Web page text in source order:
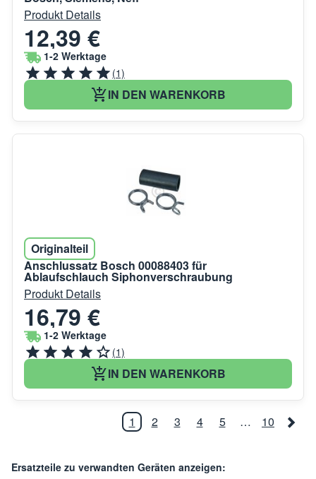
Produkt Details
12,39 €
1-2 Werktage
(1)
IN DEN WARENKORB
Originalteil
Anschlussatz Bosch 00088403 für
Ablaufschlauch Siphonverschraubung
Produkt Details
16,79 €
1-2 Werktage
(1)
IN DEN WARENKORB
1 2 3 4 5 … 10
Ersatzteile zu verwandten Geräten anzeigen: